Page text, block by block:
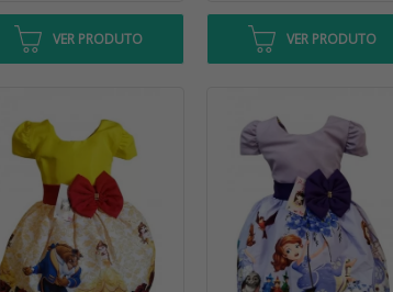
VER PRODUTO VER PRODUTO